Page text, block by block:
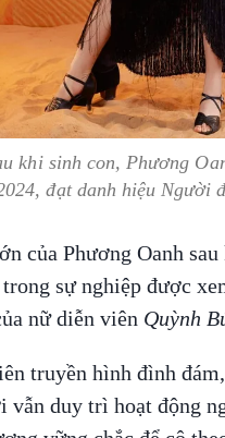
khi sinh con, Phương
đạt danh hiệu Người
của Phương Oanh
sự nghiệp được
nữ diễn viên Quỳnh
truyền hình đình
vẫn duy trì hoạt động